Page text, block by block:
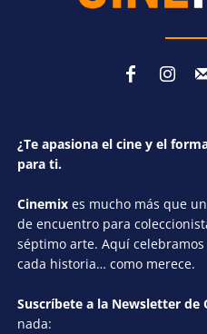
¿Te apasiona el cine y el
para ti.
Cinemix es mucho más que
de encuentro para
séptimo arte. Aquí
cada historia… como merece.
Suscríbete a la Newsletter de
nada: